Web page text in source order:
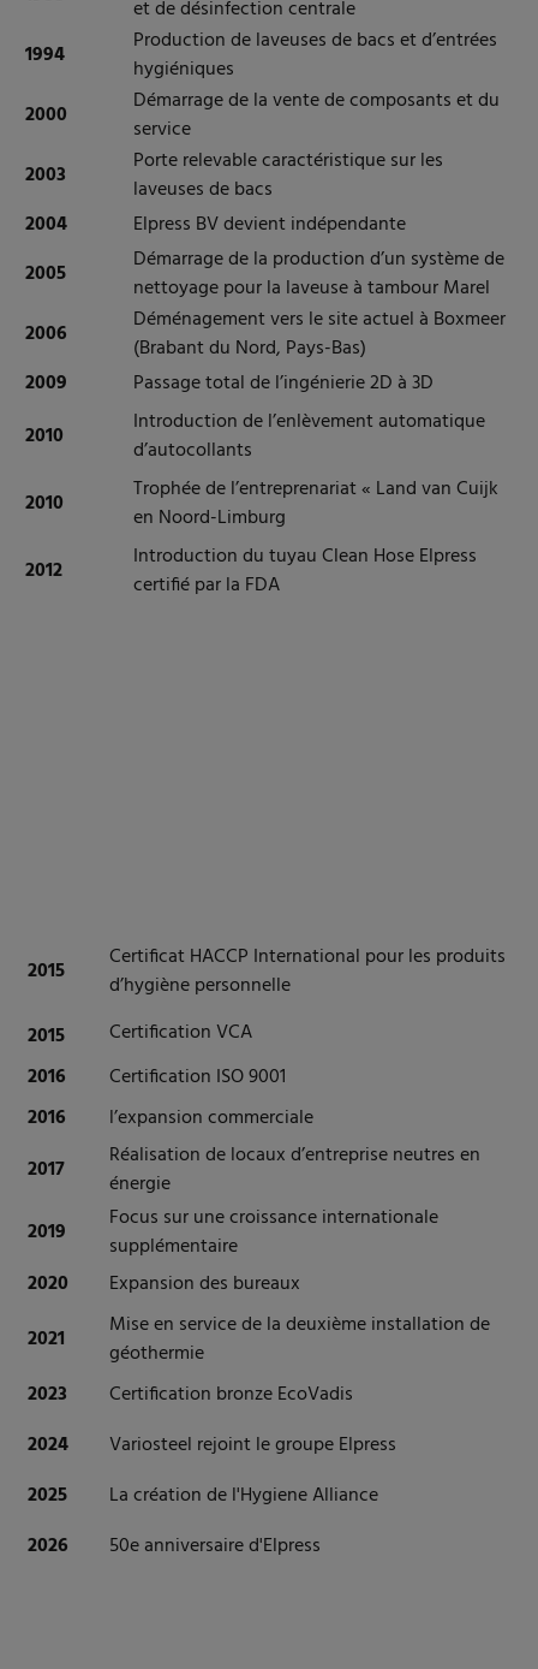
et de désinfection centrale
1994
Production de laveuses de bacs et d’entrées
hygiéniques
2000
Démarrage de la vente de composants et du
service
2003
Porte relevable caractéristique sur les
laveuses de bacs
2004
Elpress BV devient indépendante
2005
Démarrage de la production d’un système de
nettoyage pour la laveuse à tambour Marel
2006
Déménagement vers le site actuel à Boxmeer
(Brabant du Nord, Pays-Bas)
2009
Passage total de l’ingénierie 2D à 3D
2010
Introduction de l’enlèvement automatique
d’autocollants
2010
Trophée de l’entreprenariat « Land van Cuijk
en Noord-Limburg
2012
Introduction du tuyau Clean Hose Elpress
certifié par la FDA
2015
Certificat HACCP International pour les produits
d’hygiène personnelle
2015
Certification VCA
2016
Certification ISO 9001
2016
l’expansion commerciale
2017
Réalisation de locaux d’entreprise neutres en
énergie
2019
Focus sur une croissance internationale
supplémentaire
2020
Expansion des bureaux
2021
Mise en service de la deuxième installation de
géothermie
2023
Certification bronze EcoVadis
2024
Variosteel rejoint le groupe Elpress
2025
La création de l'Hygiene Alliance
2026
50e anniversaire d'Elpress